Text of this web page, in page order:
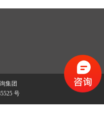
集团
号